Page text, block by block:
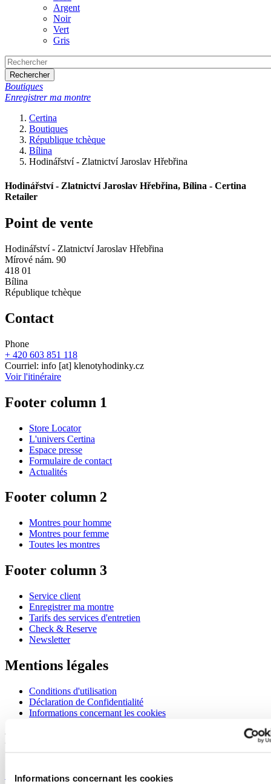
Informations concernant les cookies
Argent
Noir
Vert
Gris
Rechercher
Boutiques
Enregistrer ma montre
Certina
Boutiques
République tchèque
Bílina
Hodinářství - Zlatnictví Jaroslav Hřebřina
Hodinářství - Zlatnictví Jaroslav Hřebřina, Bílina - Certina
Retailer
Point de vente
Hodinářství - Zlatnictví Jaroslav Hřebřina
Mírové nám. 90
418 01
Bílina
République tchèque
Contact
Phone
+ 420 603 851 118
Courriel: info [at] klenotyhodinky.cz
Voir l'itinéraire
Footer column 1
Store Locator
L'univers Certina
Espace presse
Formulaire de contact
Actualités
Footer column 2
Montres pour homme
Montres pour femme
Toutes les montres
Footer column 3
Service client
Enregistrer ma montre
Tarifs des services d'entretien
Check & Reserve
Newsletter
Mentions légales
Conditions d'utilisation
Déclaration de Confidentialité
Informations concernant les cookies
Rejoignez le club CERTINA
S'inscrire